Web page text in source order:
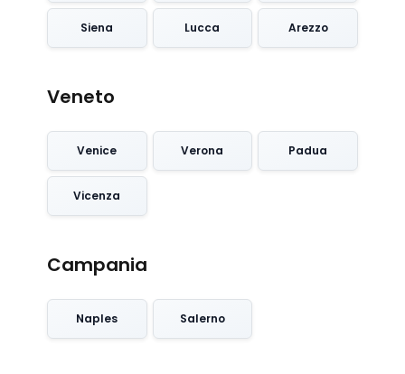
Siena Lucca Arezzo
Veneto
Venice Verona Padua
Vicenza
Campania
Naples Salerno